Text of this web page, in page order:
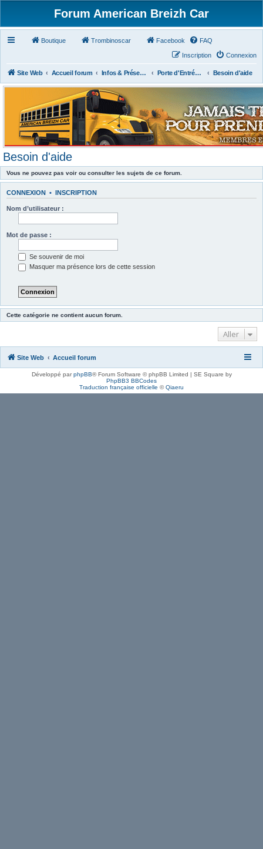
Forum American Breizh Car
Boutique Trombinoscar Facebook FAQ
Connexion
Inscription
Site Web Accueil forum Infos & Présentations Porte d'Entrée du Forum Besoin d'aide
Besoin d'aide
Vous ne pouvez pas voir ou consulter les sujets de ce forum.
CONNEXION • INSCRIPTION
Nom d’utilisateur :
Mot de passe :
Se souvenir de moi
Masquer ma présence lors de cette session
Cette catégorie ne contient aucun forum.
Aller
Site Web Accueil forum
Développé parphpBB® Forum Software © phpBB Limited | SE Square by
PhpBB3 BBCodes
Traduction française officielle ©Qiaeru